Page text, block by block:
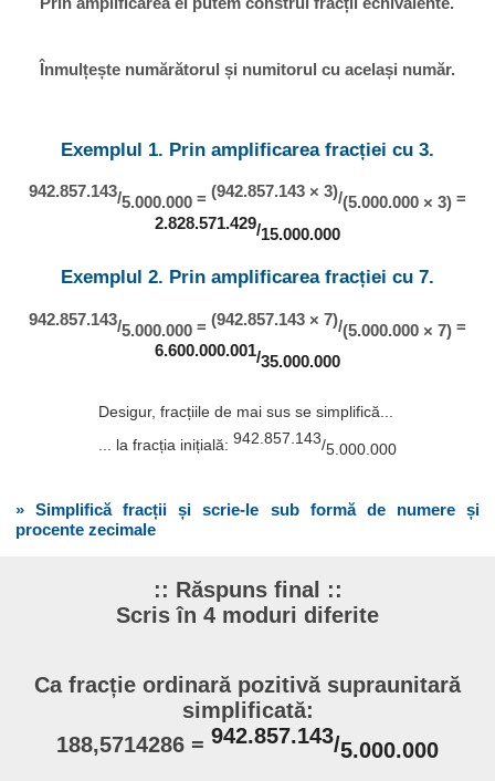
Înmulțește numărătorul și numitorul cu același număr.
Exemplul 1. Prin amplificarea fracției cu 3.
942.857.143/5.000.000 = (942.857.143 × 3)/(5.000.000 × 3) =
2.828.571.429/15.000.000
Exemplul 2. Prin amplificarea fracției cu 7.
942.857.143/5.000.000 = (942.857.143 × 7)/(5.000.000 × 7) =
6.600.000.001/35.000.000
Desigur, fracțiile de mai sus se simplifică...
... la fracția inițială: 942.857.143/5.000.000
» Simplifică fracții și scrie-le sub formă de numere și
procente zecimale
:: Răspuns final ::
Scris în 4 moduri diferite
Ca fracție ordinară pozitivă supraunitară
simplificată:
188,5714286 = 942.857.143/5.000.000